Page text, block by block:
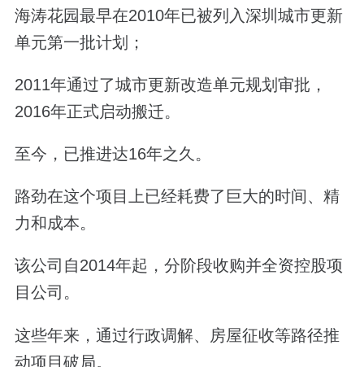
海涛花园最早在2010年已被列入深圳城市更新
单元第一批计划；
2011年通过了城市更新改造单元规划审批，
2016年正式启动搬迁。
至今，已推进达16年之久。
路劲在这个项目上已经耗费了巨大的时间、精
力和成本。
该公司自2014年起，分阶段收购并全资控股项
目公司。
这些年来，通过行政调解、房屋征收等路径推
动项目破局。